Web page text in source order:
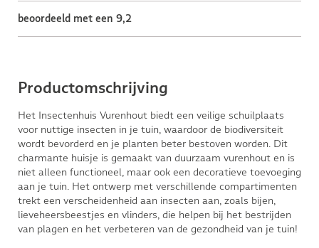
beoordeeld met een 9,2
Productomschrijving
Het Insectenhuis Vurenhout biedt een veilige schuilplaats
voor nuttige insecten in je tuin, waardoor de biodiversiteit
wordt bevorderd en je planten beter bestoven worden. Dit
charmante huisje is gemaakt van duurzaam vurenhout en is
niet alleen functioneel, maar ook een decoratieve toevoeging
aan je tuin. Het ontwerp met verschillende compartimenten
trekt een verscheidenheid aan insecten aan, zoals bijen,
lieveheersbeestjes en vlinders, die helpen bij het bestrijden
van plagen en het verbeteren van de gezondheid van je tuin!